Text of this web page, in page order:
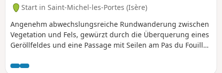
Start in Saint-Michel-les-Portes (Isère)
Angenehm abwechslungsreiche Rundwanderung zwischen
Vegetation und Fels, gewürzt durch die Überquerung eines
Geröllfeldes und eine Passage mit Seilen am Pas du Fouillet.
gegenüber dem imposanten Felsblock, den der Mont